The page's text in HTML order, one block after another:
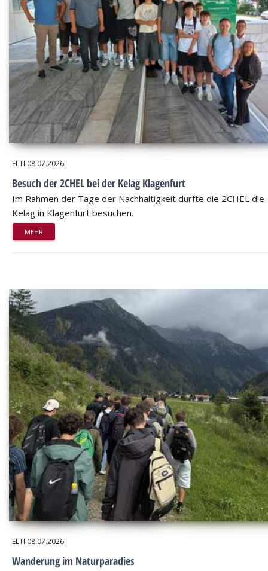
ELTI 08.07.2026
Besuch der 2CHEL bei der Kelag Klagenfurt
Im Rahmen der Tage der Nachhaltigkeit durfte die 2CHEL die
Kelag in Klagenfurt besuchen.
MEHR
ELTI 08.07.2026
Wanderung im Naturparadies